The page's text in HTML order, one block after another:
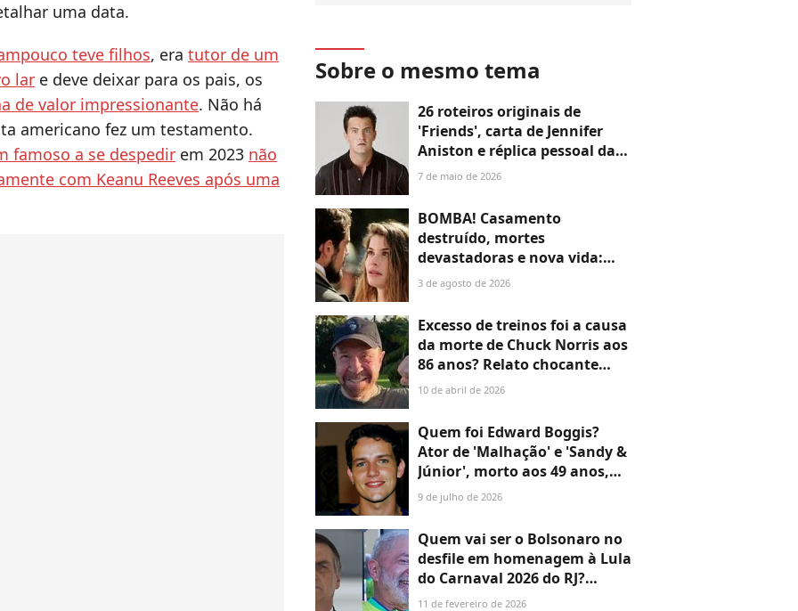
uma data.
teve filhos, era tutor de um
lar e deve deixar para os pais, os
de valor impressionante. Não há
americano fez um testamento.
famoso a se despedir em 2023 não
com Keanu Reeves após uma
Sobre o mesmo tema
26 roteiros originais de
'Friends', carta de Jennifer
Aniston e réplica pessoal da
icônica moldura de porta do
itens raros de Matthew Perry
que vão a leilão quase 3 anos
depois da morte do ator
7 de maio de 2026
BOMBA! Casamento
destruído, mortes
devastadoras e nova vida:
resumo de 'Além do Tempo' (3
da 1ª fase e passagem de
tempo inesquecível
3 de agosto de 2026
Excesso de treinos foi a causa
da morte de Chuck Norris aos
86 anos? Relato chocante
envolve amigos do ator:
demais'
10 de abril de 2026
Quem foi Edward Boggis?
Ator de 'Malhação' e 'Sandy &
Júnior', morto aos 49 anos,
enfrentou depressão e
clínica psiquiátrica
9 de julho de 2026
Quem vai ser o Bolsonaro no
desfile em homenagem à Lula
do Carnaval 2026 do RJ?
Acadêmicos de Niterói
11 de fevereiro de 2026